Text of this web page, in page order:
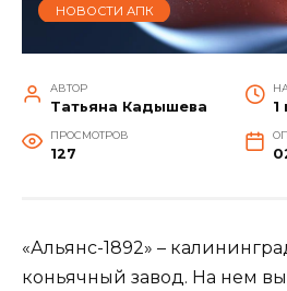
НОВОСТИ АПК
АВТОР
Татьяна Кадышева 1
ПРОСМОТРОВ
127
«Альянс-1892» –
коньячный завод. На нем